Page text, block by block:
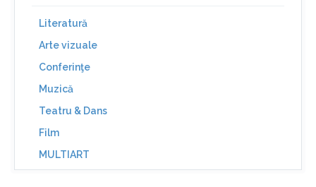
Literatură
Arte vizuale
Conferinţe
Muzică
Teatru & Dans
Film
MULTIART